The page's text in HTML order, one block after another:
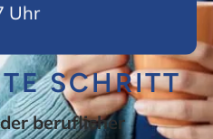
Uhr
SCHRITT
beruflicher